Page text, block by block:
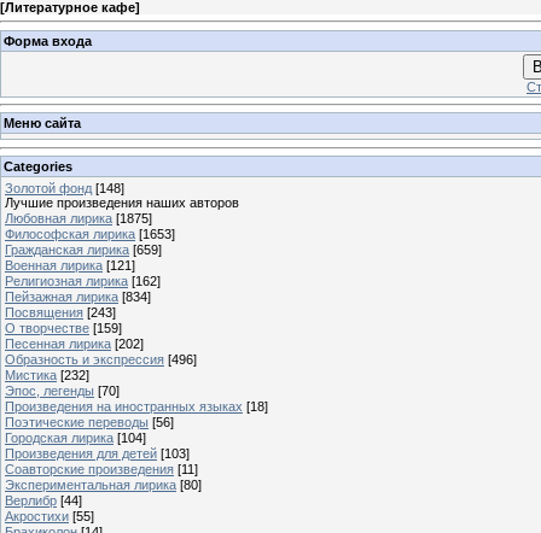
[Литературное кафе]
Форма входа
Меню сайта
Categories
Золотой фонд [148]
Лучшие произведения наших авторов
Любовная лирика [1875]
Философская лирика [1653]
Гражданская лирика [659]
Военная лирика [121]
Религиозная лирика [162]
Пейзажная лирика [834]
Посвящения [243]
О творчестве [159]
Песенная лирика [202]
Образность и экспрессия [496]
Мистика [232]
Эпос, легенды [70]
Произведения на иностранных языках [18]
Поэтические переводы [56]
Городская лирика [104]
Произведения для детей [103]
Соавторские произведения [11]
Экспериментальная лирика [80]
Верлибр [44]
Акростихи [55]